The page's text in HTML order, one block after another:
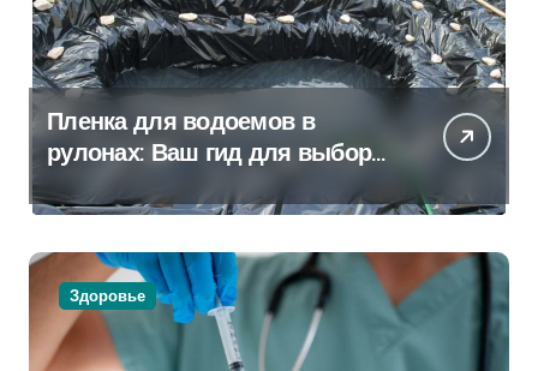
Пленка для водоемов в
рулонах: Ваш гид для выбора
и применения
Здоровье